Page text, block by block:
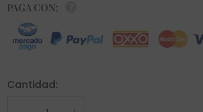
PAGA CON:
Cantidad: